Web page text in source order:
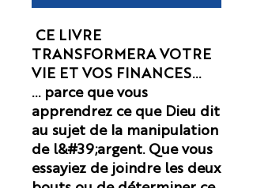
CE LIVRE
TRANSFORMERA VOTRE
VIE ET VOS FINANCES...
... parce que vous
apprendrez ce que Dieu dit
au sujet de la manipulation
de l&#39;argent. Que vous
essayiez de joindre les deux